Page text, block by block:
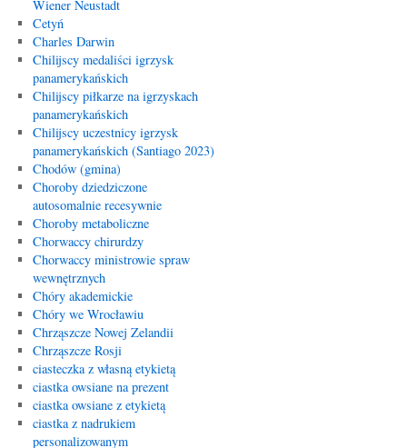
Wiener Neustadt
Cetyń
Charles Darwin
Chilijscy medaliści igrzysk
panamerykańskich
Chilijscy piłkarze na igrzyskach
panamerykańskich
Chilijscy uczestnicy igrzysk
panamerykańskich (Santiago 2023)
Chodów (gmina)
Choroby dziedziczone
autosomalnie recesywnie
Choroby metaboliczne
Chorwaccy chirurdzy
Chorwaccy ministrowie spraw
wewnętrznych
Chóry akademickie
Chóry we Wrocławiu
Chrząszcze Nowej Zelandii
Chrząszcze Rosji
ciasteczka z własną etykietą
ciastka owsiane na prezent
ciastka owsiane z etykietą
ciastka z nadrukiem
personalizowanym